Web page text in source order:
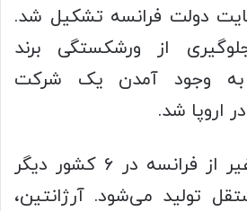
حمایت دولت فرانسه تشکیل شد.
از ورشکستگی برند
به وجود آمدن یک شرکت
اروپا شد.
برند سیتروئن به غیر از فرانسه در ۶ کشور دیگر
تولید می‌شود. آرژانتین،